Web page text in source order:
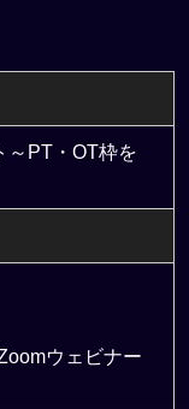
～PT・OT枠を
ウェビナー